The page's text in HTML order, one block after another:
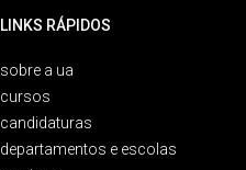
LINKS RÁPIDOS
sobre a ua
cursos
candidaturas
departamentos e escolas